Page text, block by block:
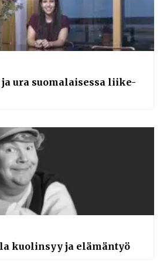
ura suomalaisessa liike-
kuolinsyy ja elämäntyö